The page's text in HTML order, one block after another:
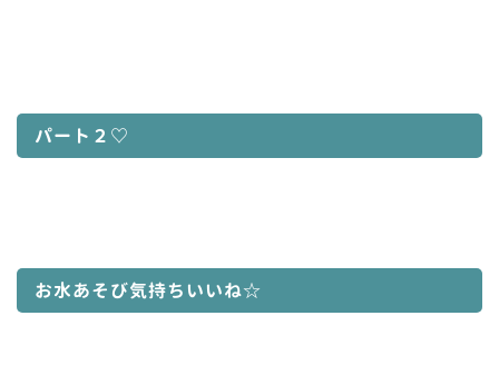
パート２♡
お水あそび気持ちいいね☆